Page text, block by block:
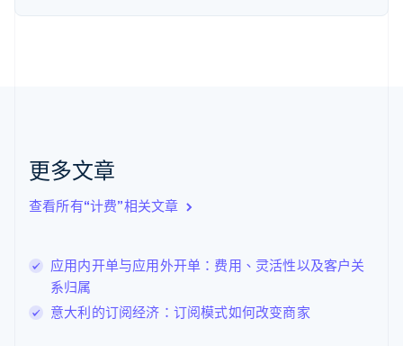
更多文章
查看所有“计费”相关文章
应用内开单与应用外开单：费用、灵活性以及客户关
系归属
意大利的订阅经济：订阅模式如何改变商家
English
立陶宛
English
卢森堡
Français Deutsch English
罗马尼亚
English